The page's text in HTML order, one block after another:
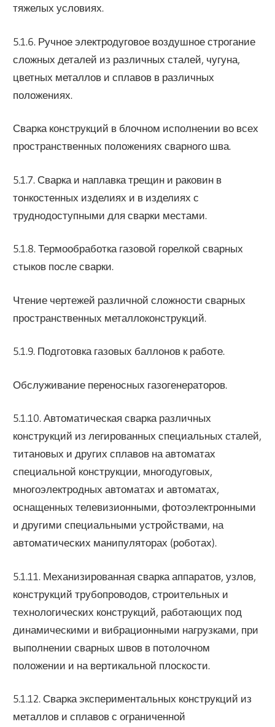
тяжелых условиях.
5.1.6. Ручное электродуговое воздушное строгание
сложных деталей из различных сталей, чугуна,
цветных металлов и сплавов в различных
положениях.
Сварка конструкций в блочном исполнении во всех
пространственных положениях сварного шва.
5.1.7. Сварка и наплавка трещин и раковин в
тонкостенных изделиях и в изделиях с
труднодоступными для сварки местами.
5.1.8. Термообработка газовой горелкой сварных
стыков после сварки.
Чтение чертежей различной сложности сварных
пространственных металлоконструкций.
5.1.9. Подготовка газовых баллонов к работе.
Обслуживание переносных газогенераторов.
5.1.10. Автоматическая сварка различных
конструкций из легированных специальных сталей,
титановых и других сплавов на автоматах
специальной конструкции, многодуговых,
многоэлектродных автоматах и автоматах,
оснащенных телевизионными, фотоэлектронными
и другими специальными устройствами, на
автоматических манипуляторах (роботах).
5.1.11. Механизированная сварка аппаратов, узлов,
конструкций трубопроводов, строительных и
технологических конструкций, работающих под
динамическими и вибрационными нагрузками, при
выполнении сварных швов в потолочном
положении и на вертикальной плоскости.
5.1.12. Сварка экспериментальных конструкций из
металлов и сплавов с ограниченной